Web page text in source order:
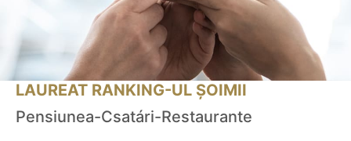
LAUREAT RANKING-UL ȘOIMII
Pensiunea-Csatári-Restaurante